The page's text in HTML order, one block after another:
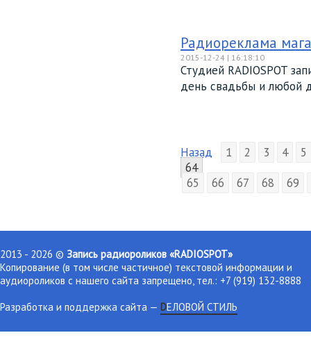
Радиореклама
2015-12-24 | 16:18:10
Студией RADIOSPOT
день свадьбы и любой
Назад 1 2 3 4
5
64
65
66 67 68 69
2013 - 2026 © Запись радиороликов «RADIOSPOT»
Копирование (в том числе частичное) текстовой информации и
аудиороликов с нашего сайта запрещено, тел.: +7 (919) 132-8888
Разработка и поддержка сайта — DЕЛОВОЙ СТИЛЬ